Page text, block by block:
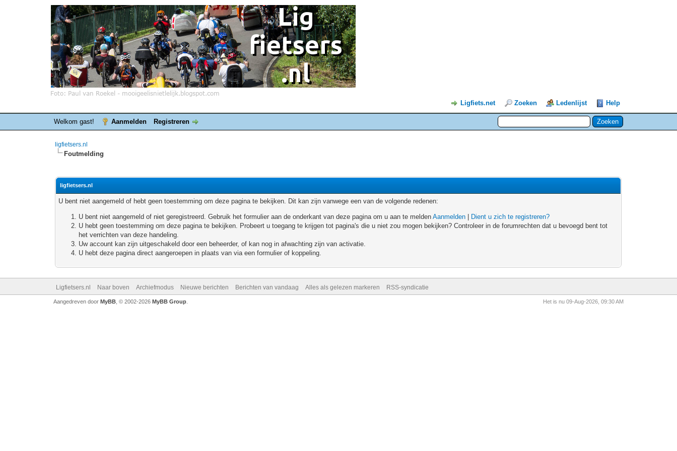
Ligfiets.net Zoeken Ledenlijst Help
Welkom gast! Aanmelden Registreren
ligfietsers.nl
Foutmelding
ligfietsers.nl
U bent niet aangemeld of hebt geen toestemming om deze pagina te bekijken. Dit kan zijn vanwege een van de volgende redenen:
U bent niet aangemeld of niet geregistreerd. Gebruik het formulier aan de onderkant van deze pagina om u aan te meldenAanmelden
Dient u zich te registreren?
U hebt geen toestemming om deze pagina te bekijken. Probeert u toegang te krijgen tot pagina's die u niet zou mogen bekijken? Controleer in de forumrechten dat u bevoegd bent tot
het verrichten van deze handeling.
Uw account kan zijn uitgeschakeld door een beheerder, of kan nog in afwachting zijn van activatie.
U hebt deze pagina direct aangeroepen in plaats van via een formulier of koppeling.
Ligfietsers.nl Naar boven Archiefmodus Nieuwe berichten Berichten van vandaag Alles als gelezen markeren RSS-syndicatie
Het is nu 09-Aug-2026, 09:30 AM
Aangedreven door MyBB, © 2002-2026 MyBB Group.